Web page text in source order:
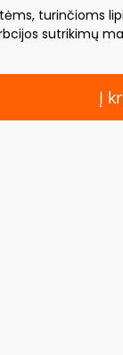
turinčioms
sutrikimų
Į